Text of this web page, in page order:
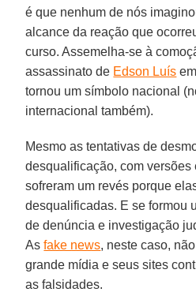
é que nenhum de nós
alcance da reação que
curso. Assemelha-se à
assassinato de Edson Luís
tornou um símbolo nacional
internacional também).
Mesmo as tentativas de
desqualificação, com versões
sofreram um revés porque
desqualificadas. E se formou
de denúncia e investigação
Asfake news, neste caso,
grande mídia e seus sites
as falsidades.